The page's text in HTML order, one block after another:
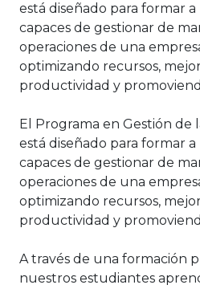
está diseñado para formar a
capaces de gestionar de
operaciones de una
optimizando recursos,
productividad y
El Programa en Gestión de
está diseñado para formar a
capaces de gestionar de
operaciones de una
optimizando recursos,
productividad y
A través de una formación
nuestros estudiantes